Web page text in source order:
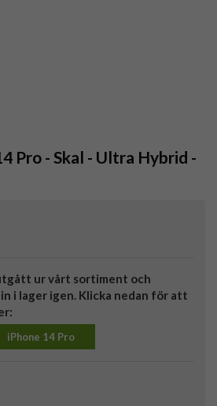
Pro - Skal - Ultra Hybrid -
ur vårt sortiment och
i lager igen. Klicka nedan för att
iPhone 14 Pro